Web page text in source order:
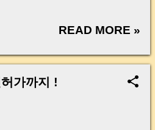
If the Seller Has a
to Avoid MoneyLog
런 생각 해보신 적 있으
냥 돈 보내고 끝나는 거 아
서 보면 전혀 그렇지 않
READ MORE »
가까지 !